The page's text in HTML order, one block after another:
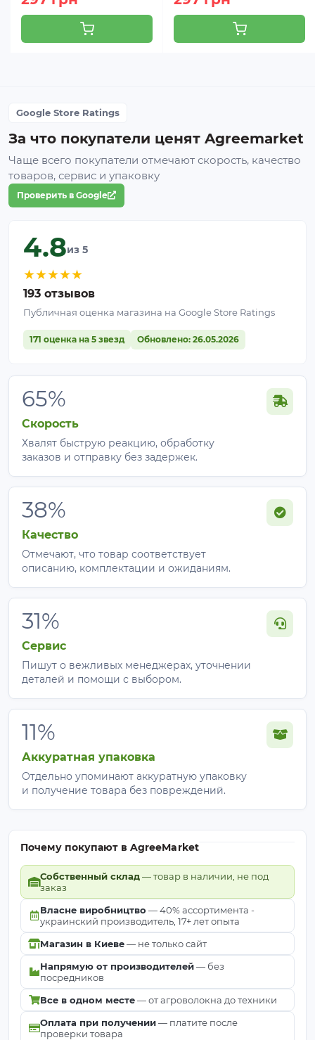
Google Store Ratings
За что покупатели ценят Agreemarket
Чаще всего покупатели отмечают скорость, качество
товаров, сервис и упаковку
Проверить в Google
4.8из 5
★★★★★
193 отзывов
Публичная оценка магазина на Google Store Ratings
171 оценка на 5 звезд Обновлено: 26.05.2026
65%
Скорость
Хвалят быструю реакцию, обработку
заказов и отправку без задержек.
38%
Качество
Отмечают, что товар соответствует
описанию, комплектации и ожиданиям.
31%
Сервис
Пишут о вежливых менеджерах, уточнении
деталей и помощи с выбором.
11%
Аккуратная упаковка
Отдельно упоминают аккуратную упаковку
и получение товара без повреждений.
Почему покупают в AgreeMarket
Собственный склад— товар в наличии, не под
заказ
Власне виробництво — 40% ассортимента -
украинский производитель, 17+ лет опыта
Магазин в Киеве— не только сайт
Напрямую от производителей— без
посредников
Все в одном месте— от агроволокна до техники
Оплата при получении— платите после
проверки товара